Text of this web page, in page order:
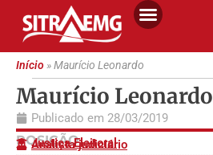
Início»Maurício Leonardo
Maurício Leonardo
Publicado em 28/03/2019
POSIÇÃO
Justiça Eleitoral
Analista judiciário